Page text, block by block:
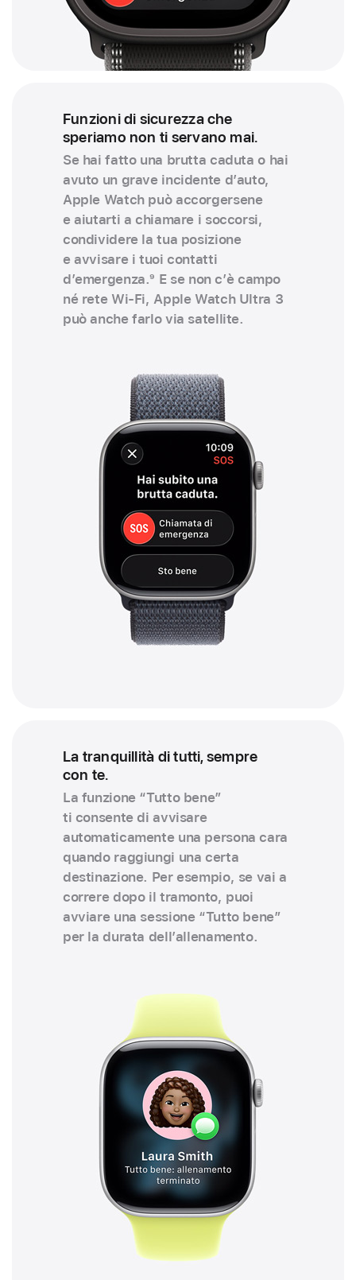
Funzioni di sicurezza che
speriamo non ti servano mai.
Se hai fatto una brutta caduta o hai
avuto un grave incidente d’auto,
Apple Watch può accorgersene
e aiutarti a chiamare i soccorsi,
condividere la tua posizione
e avvisare i tuoi contatti
d’emergenza.9 E se non c’è campo
né rete Wi‑Fi, Apple Watch Ultra 3
può anche farlo via satellite.
La tranquillità di tutti, sempre
con te.
La funzione “Tutto bene”
ti consente di avvisare
automaticamente una persona cara
quando raggiungi una certa
destinazione. Per esempio, se vai a
correre dopo il tramonto, puoi
avviare una sessione “Tutto bene”
per la durata dell’allenamento.